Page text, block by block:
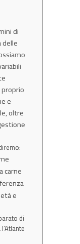
di
delle
e
oltre
carne
e
di